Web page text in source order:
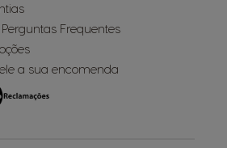
Frequentes
a sua encomenda